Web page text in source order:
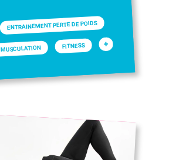
ENTRAINEMENT PERTE DE POIDS
MUSCULATION FITNESS +